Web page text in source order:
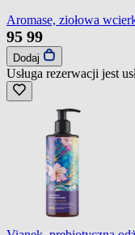
Aromase, ziołowa
95 99
Dodaj
Usługa rezerwacji jest